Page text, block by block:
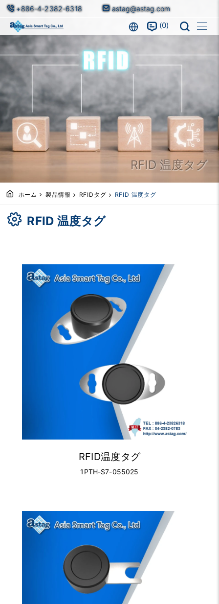
+886-4-2382-6318 astag@astag.com
0
RFID 温度タグ
ホーム 製品情報 RFIDタグ RFID 温度タグ
RFID 温度タグ
RFID温度タグ
1PTH-S7-055025